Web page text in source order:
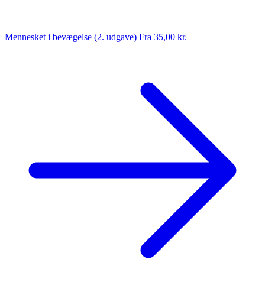
Mennesket i bevægelse (2. udgave) Fra 35,00 kr.